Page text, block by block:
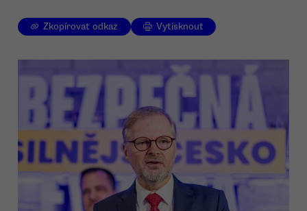
Zkopírovat odkaz Vytisknout